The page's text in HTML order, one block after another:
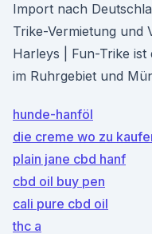
Import nach
Trike-Vermietung und
Harleys | Fun-Trike ist
im Ruhrgebiet und
hunde-hanföl
die creme wo zu
plain jane cbd hanf
cbd oil buy pen
cali pure cbd oil
thc a